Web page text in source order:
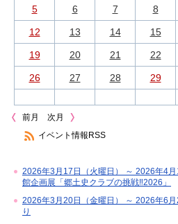
5 6 7 8
12 13 14 15
19 20 21 22
26 27 28 29
前月
次月
イベント情報RSS
2026年3月17日（火曜日） ～ 2026年4
館企画展「郷土史クラブの挑戦‼2026」
2026年3月20日（金曜日） ～ 2026年6
り